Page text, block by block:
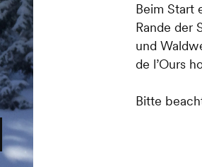
Beim Start
Rande der
und
de l’Ours
Bitte